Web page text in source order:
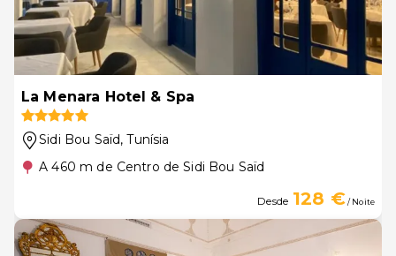
La Menara Hotel & Spa
Sidi Bou Saïd, Tunísia
A 460 m de Centro de Sidi Bou Saïd
Desde 128 €/ Noite